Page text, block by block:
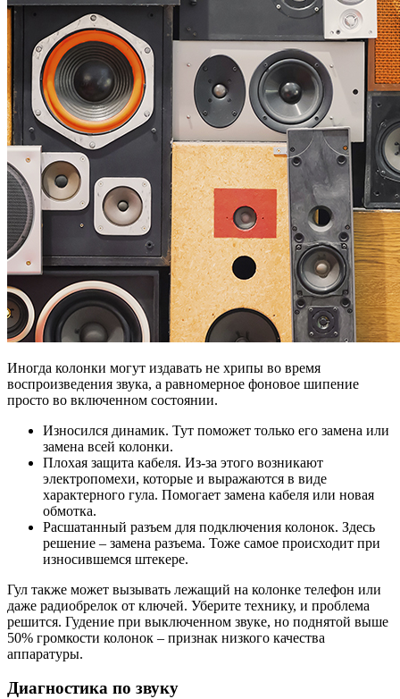
Иногда колонки могут издавать не хрипы во время
воспроизведения звука, а равномерное фоновое шипение
просто во включенном состоянии.
Износился динамик. Тут поможет только его замена или
замена всей колонки.
Плохая защита кабеля. Из-за этого возникают
электропомехи, которые и выражаются в виде
характерного гула. Помогает замена кабеля или новая
обмотка.
Расшатанный разъем для подключения колонок. Здесь
решение – замена разъема. Тоже самое происходит при
износившемся штекере.
Гул также может вызывать лежащий на колонке телефон или
даже радиобрелок от ключей. Уберите технику, и проблема
решится. Гудение при выключенном звуке, но поднятой выше
50% громкости колонок – признак низкого качества
аппаратуры.
Диагностика по звуку